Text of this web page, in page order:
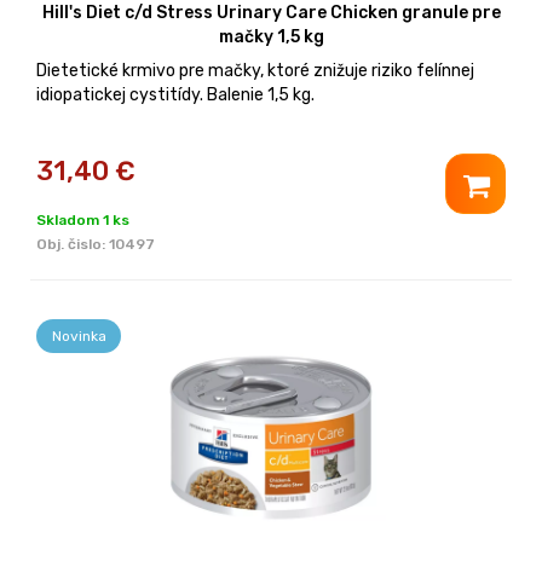
Hill's Diet c/d Stress Urinary Care Chicken granule pre
mačky 1,5 kg
Dietetické krmivo pre mačky, ktoré znižuje riziko felínnej
idiopatickej cystitídy. Balenie 1,5 kg.
31,40 €
Skladom 1 ks
Obj. čislo: 10497
Novinka